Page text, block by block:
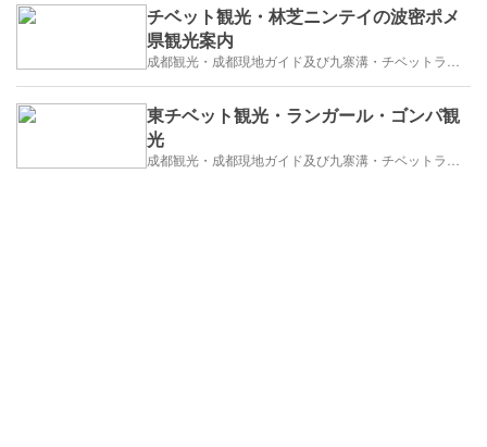
チベット観光・林芝ニンテイの波密ポメ
県観光案内
東チベット観光・ランガール・ゴンパ観
光